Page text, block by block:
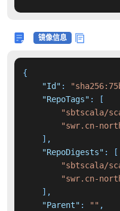
镜像信息
{
"Id" :
"RepoTags" :
[
"sbtscala/
"swr.cn-
] ,
"RepoDigests" :
[
"sbtscala/
"swr.cn-
] ,
"Parent" : "" ,